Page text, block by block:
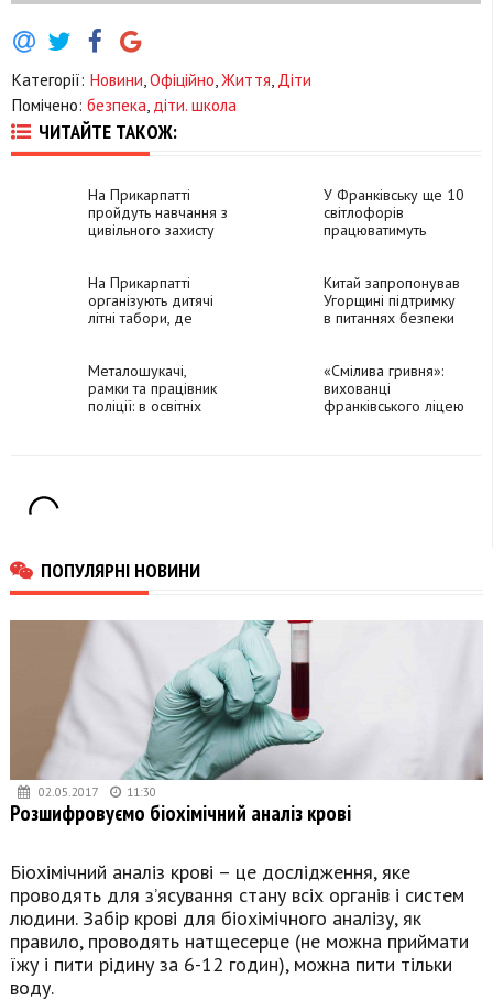
Категорії: Новини,Офіційно,Життя, Діти
Помічено: безпека, діти. школа
ЧИТАЙТЕ ТАКОЖ:
На Прикарпатті
пройдуть навчання з
цивільного захисту
У Франківську ще 10
світлофорів
працюватимуть
На Прикарпатті
організують дитячі
літні табори, де
Китай запропонував
Угорщині підтримку
в питаннях безпеки
Металошукачі,
рамки та працівник
поліції: в освітніх
«Смілива гривня»:
вихованці
франківського ліцею
ПОПУЛЯРНІ НОВИНИ
02.05.2017 11:30
Розшифровуємо біохімічний аналіз крові
Біохімічний аналіз крові – це дослідження, яке
проводять для з’ясування стану всіх органів і систем
людини. Забір крові для біохімічного аналізу, як
правило, проводять натщесерце (не можна приймати
їжу і пити рідину за 6-12 годин), можна пити тільки
воду.